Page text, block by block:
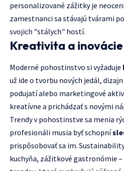
personalizované zážitky je
zamestnanci sa stávajú tvárami
svojich "stálych" hostí.
Kreativita a inovácie
Moderné pohostinstvo si vyžaduje
už ide o tvorbu nových jedál,
podujatí alebo marketingové
kreatívne a prichádzať s novými
Trendy v pohostinstve sa menia
profesionáli musia byť schopní
prispôsobovať sa im.
kuchyňa, zážitkové gastronómie